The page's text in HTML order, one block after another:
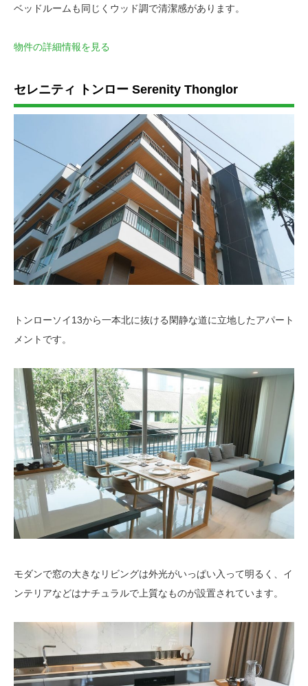
ベッドルームも同じくウッド調で清潔感があります。
物件の詳細情報を見る
セレニティ トンロー Serenity Thonglor
トンローソイ13から一本北に抜ける閑静な道に立地したアパート
メントです。
モダンで窓の大きなリビングは外光がいっぱい入って明るく、イ
ンテリアなどはナチュラルで上質なものが設置されています。